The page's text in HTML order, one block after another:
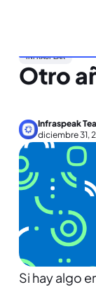
INFRASPEAK
Otro
Infraspeak
diciembre 31,
Si hay algo